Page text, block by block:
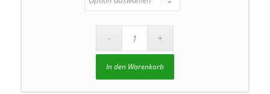
In den Warenkorb